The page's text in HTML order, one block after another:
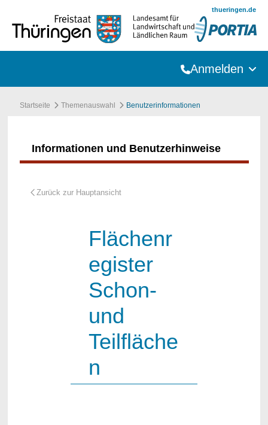
thueringen.de
Anmelden
Startseite Themenauswahl Benutzerinformationen
Informationen und Benutzerhinweise
Flächenr
egister
Schon-
und
Teilfläche
n